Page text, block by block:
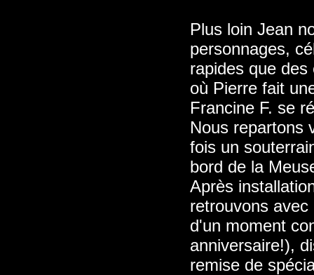
Plus loin Jean
personnages,
rapides que
où Pierre fait
Francine F. se
Nous repartons
fois un
bord de la
Après
retrouvons
d'un moment
anniversaire!),
remise de